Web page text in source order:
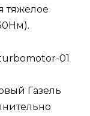
тяжелое
Газель